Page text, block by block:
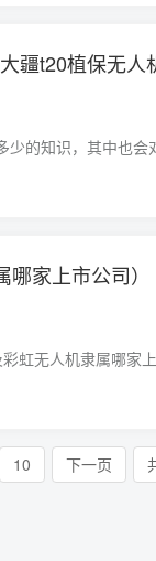
疆t20植保无人
的知识，其中也
家上市公司）
虹无人机隶属哪家
10 下一页